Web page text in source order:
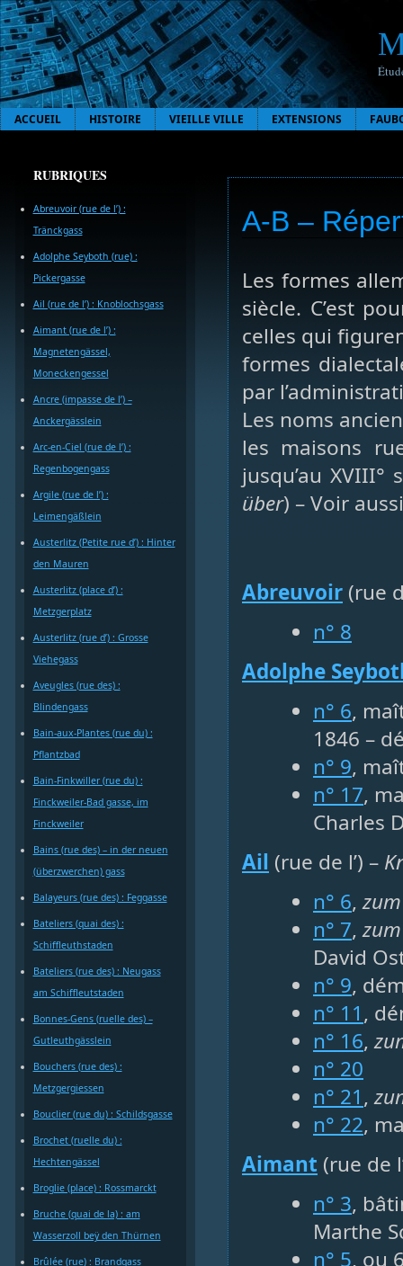
ACCUEIL HISTOIRE VIEILLE VILLE EXTENSIONS
RUBRIQUES
Abreuvoir (rue de l’) :
Tränckgass
Adolphe Seyboth (rue) :
Pickergasse
Ail (rue de l’) : Knoblochsgass
Aimant (rue de l’) :
Magnetengässel,
Moneckengessel
Ancre (impasse de l’) –
Anckergässlein
Arc-en-Ciel (rue de l’) :
Regenbogengass
Argile (rue de l’) :
Leimengäßlein
Austerlitz (Petite rue d’) : Hinter
den Mauren
Austerlitz (place d’) :
Metzgerplatz
Austerlitz (rue d’) : Grosse
Viehegass
Aveugles (rue des) :
Blindengass
Bain-aux-Plantes (rue du) :
Pflantzbad
Bain-Finkwiller (rue du) :
Finckweiler-Bad gasse, im
Finckweiler
Bains (rue des) – in der neuen
(überzwerchen) gass
Balayeurs (rue des) : Feggasse
Bateliers (quai des) :
Schiffleuthstaden
Bateliers (rue des) : Neugass
am Schiffleutstaden
Bonnes-Gens (ruelle des) –
Gutleuthgässlein
Bouchers (rue des) :
Metzgergiessen
Bouclier (rue du) : Schildsgasse
Brochet (ruelle du) :
Hechtengässel
Broglie (place) : Rossmarckt
Bruche (quai de la) : am
Wasserzoll beÿ den Thürnen
Brûlée (rue) : Brandgass
A-B –
Les formes
siècle. C’est
celles qui
formes
par
Les noms
les maisons
jusqu’au
über) – Voir
Abreuvoir (rue
n° 8
Adolphe
n° 6,
1846 –
n° 9,
n° 17,
Charles
Ail (rue de l’) –
n° 6,
n° 7,
David
n° 9,
n° 11,
n° 16,
n° 20
n° 21,
n° 22,
Aimant (rue de
n° 3,
Marthe
n° 5, ou